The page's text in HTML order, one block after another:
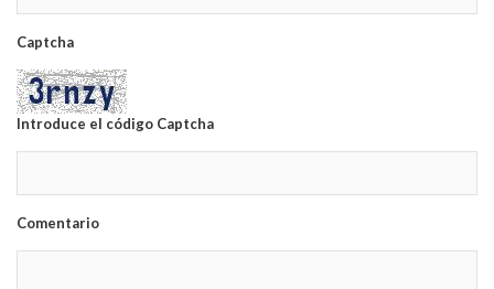
Captcha
Introduce el código Captcha
Comentario